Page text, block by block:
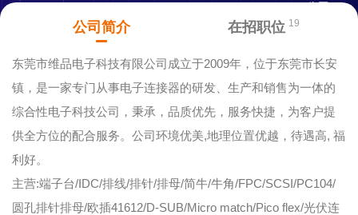
公司简介 在招职位 19
东莞市维品电子科技有限公司成立于2009年，位于东莞市长安
镇，是一家专门从事电子连接器的研发、生产和销售为一体的
综合性电子科技公司，秉承，品质优先，服务快捷，为客户提
供全方位的配合服务。公司环境优美,地理位置优越，待遇高, 福
利好。
主营:端子台/IDC/排线/排针/排母/简牛/牛角/FPC/SCSI/PC104/
圆孔排针排母/欧插41612/D-SUB/Micro match/Pico flex/光伏连